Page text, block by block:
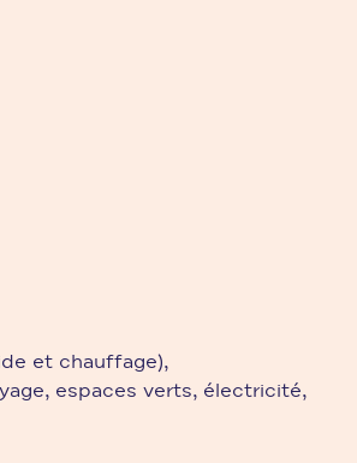
et chauffage),
espaces verts, électricité,